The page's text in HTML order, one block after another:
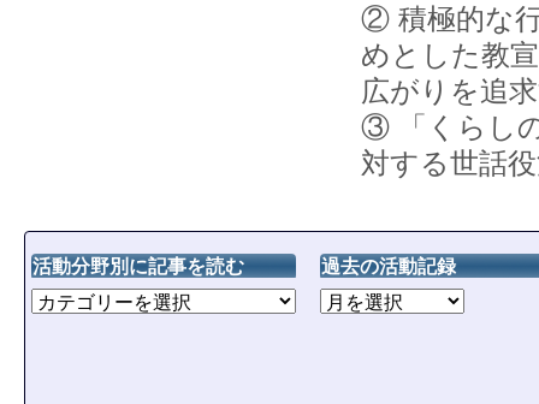
② 積極的な
めとした教
広がりを追
③ 「くらし
対する世話
活動分野別に記事を読む 過去の活動記録